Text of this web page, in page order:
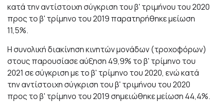
κατά την αντίστοιχη σύγκριση του β' τριμήνου του 2020
προς το β' τρίμηνο του 2019 παρατηρήθηκε μείωση
11,5%.
Η συνολική διακίνηση κινητών μονάδων (τροχοφόρων)
στους παρουσίασε αύξηση 49,9% το β' τρίμηνο του
2021 σε σύγκριση με το β' τρίμηνο του 2020, ενώ κατά
την αντίστοιχη σύγκριση του β' τριμήνου του 2020
προς το β' τρίμηνο του 2019 σημειώθηκε μείωση 44,4%.